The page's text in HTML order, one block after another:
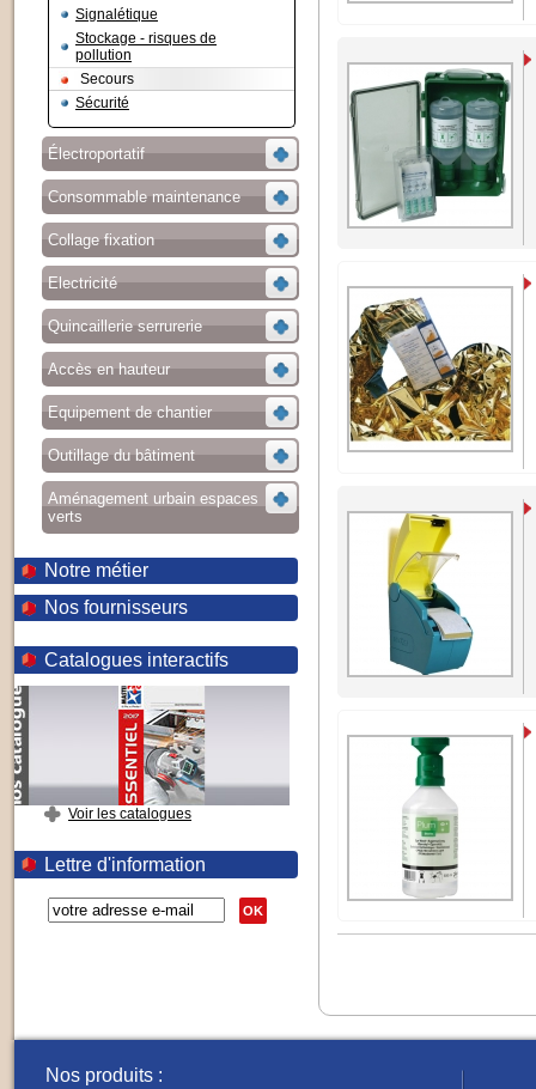
Signalétique
Stockage - risques de
pollution
Secours
Sécurité
Électroportatif
Consommable maintenance
Collage fixation
Electricité
Quincaillerie serrurerie
Accès en hauteur
Equipement de chantier
Outillage du bâtiment
Aménagement urbain espaces
verts
Notre métier
Nos fournisseurs
Catalogues interactifs
Voir les catalogues
Lettre d'information
OK
Nos produits :